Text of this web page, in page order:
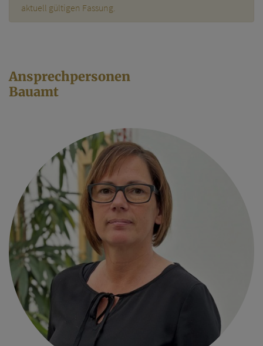
aktuell gültigen Fassung.
Ansprechpersonen
Bauamt